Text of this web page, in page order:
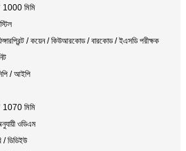
মিমি
/ কয়েন / কিউআরকোড / বারকোড / ইএসডি পরীক্ষক
/ আইপি
মিমি
ওডিএম
/ ডিডিইউ